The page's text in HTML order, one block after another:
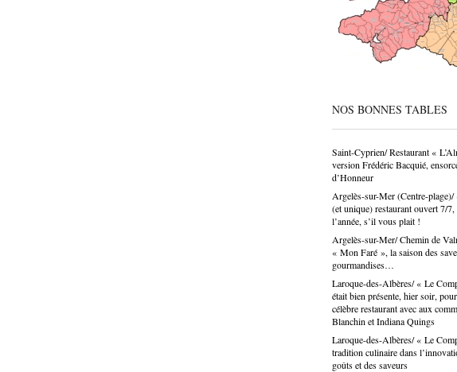
société sur ces formations
condescendant — et ça,
déconnecté de la réalité.
pâtissier ou de carrossier,
un savoir-faire, une
NOS BONNES TABLES
Saint-Cyprien/ Restaurant «
version Frédéric Bacquié,
d’Honneur
Argelès-sur-Mer (Centre-
(et unique) restaurant ouvert 7/
l’année, s’il vous plait !
Argelès-sur-Mer/ Chemin de
« Mon Faré », la saison des
gourmandises…
Laroque-des-Albères/ « Le
était bien présente, hier soir,
célèbre restaurant avec aux
Blanchin et Indiana Quings
Laroque-des-Albères/ « Le
tradition culinaire dans
goûts et des saveurs